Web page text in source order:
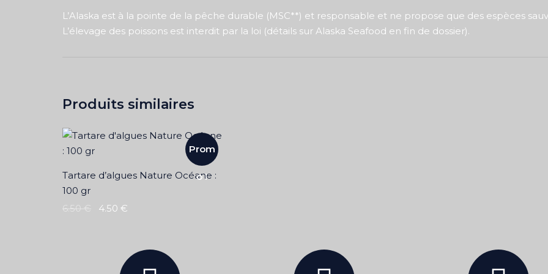
L’Alaska est à la pointe de la pêche durable (MSC**) et responsable et ne propose que des espèces
L’élevage des poissons est interdit par la loi (détails sur Alaska Seafood en fin de dossier).
Produits similaires
Prom
o !
Tartare d’algues Nature Océane :
100 gr
6.50€ 4.50 €